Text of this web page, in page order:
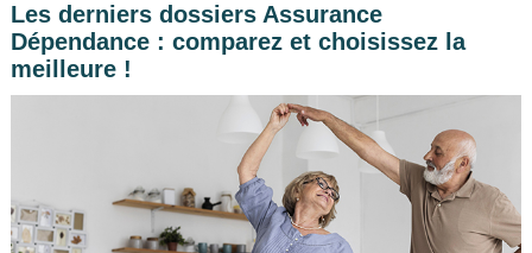
Les derniers dossiers Assurance
Dépendance : comparez et choisissez la
meilleure !